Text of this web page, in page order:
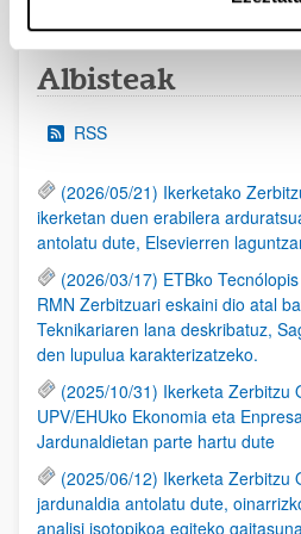
Albisteak
RSS
(2026/05/21) Ikerketako
ikerketan duen erabilera
antolatu dute, Elsevierren
(2026/03/17) ETBko
RMN Zerbitzuari eskaini dio atal
Teknikariaren lana deskribatuz,
den lupulua karakterizatzeko.
(2025/10/31) Ikerketa Zerbitzu
UPV/EHUko Ekonomia eta
Jardunaldietan parte hartu dute
(2025/06/12) Ikerketa Zerbitzu
jardunaldia antolatu dute,
analisi isotopikoa egiteko